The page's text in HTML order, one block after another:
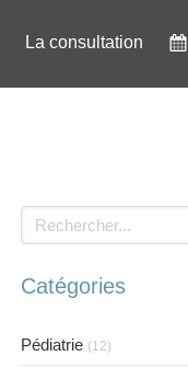
La consultation
Rechercher
Catégories
Pédiatrie (12)